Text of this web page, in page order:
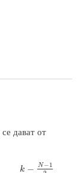
се дават от
k − N−1